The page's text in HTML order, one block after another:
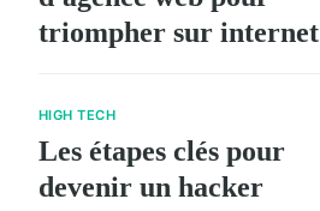
triompher sur internet
HIGH TECH
Les étapes clés pour
devenir un hacker